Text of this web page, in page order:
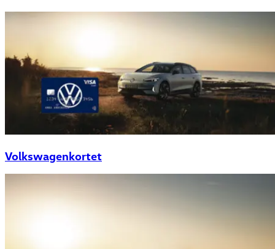
Volkswagenkortet